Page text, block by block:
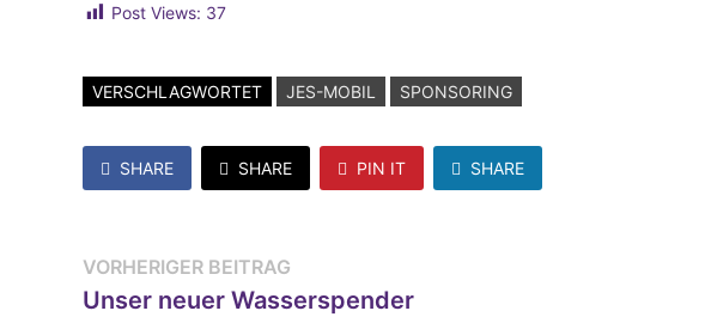
Post Views: 37
VERSCHLAGWORTET JES-MOBIL SPONSORING
SHARE SHARE PIN IT SHARE
Beitragsnavigation
VORHERIGER BEITRAGVorheriger
Beitrag:
Unser neuer Wasserspender